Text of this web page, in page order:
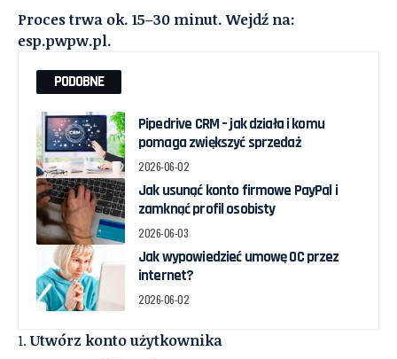
Proces trwa ok. 15–30 minut. Wejdź na:
esp.pwpw.pl.
PODOBNE
Pipedrive CRM – jak działa i komu
pomaga zwiększyć sprzedaż
2026-06-02
Jak usunąć konto firmowe PayPal i
zamknąć profil osobisty
2026-06-03
Jak wypowiedzieć umowę OC przez
internet?
2026-06-02
Utwórz konto użytkownika